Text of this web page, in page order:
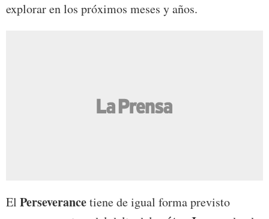
explorar en los próximos meses y años.
El Perseverancetiene de igual forma previsto